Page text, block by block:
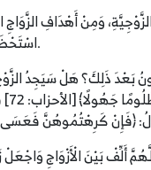
وَمِنْ أَهْدَافِ الزَّوَاجِ
اسْتَحْضَرَ هَذَا الزَّوْجَانِ مَا بَيْنَ حِينٍ وَآخَرَ تَحَمَّلُوا كَثِيرًا مِنَ الْمَشَاقِّ.
بَعْدَ ذَلِكَ؟ هَلْ سَيَجِدُ